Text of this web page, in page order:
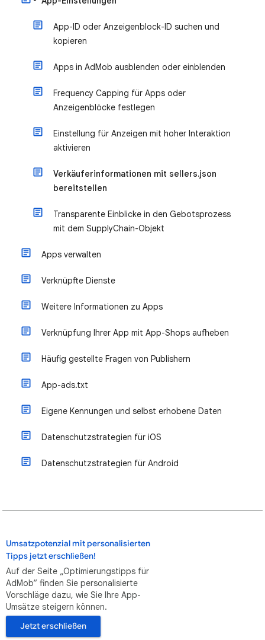
App-ID oder Anzeigenblock-ID suchen und
kopieren
Apps in AdMob ausblenden oder einblenden
Frequency Capping für Apps oder
Anzeigenblöcke festlegen
Einstellung für Anzeigen mit hoher Interaktion
aktivieren
Verkäuferinformationen mit sellers.json
bereitstellen
Transparente Einblicke in den Gebotsprozess
mit dem SupplyChain-Objekt
Apps verwalten
Verknüpfte Dienste
Weitere Informationen zu Apps
Verknüpfung Ihrer App mit App-Shops aufheben
Häufig gestellte Fragen von Publishern
App-ads.txt
Eigene Kennungen und selbst erhobene Daten
Datenschutzstrategien für iOS
Datenschutzstrategien für Android
Umsatzpotenzial mit personalisierten
Tipps jetzt erschließen!
Auf der Seite „Optimierungstipps für
AdMob“ finden Sie personalisierte
Vorschläge dazu, wie Sie Ihre App-
Umsätze steigern können.
Jetzt erschließen